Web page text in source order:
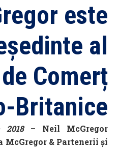
este
al
Comerț
Britanice
2018– Neil McGregor
McGregor & Partenerii și